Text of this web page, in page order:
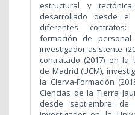
estructural y
desarrollado desde
diferentes
formación de personal
investigador asistente
contratado (2017) en la
de Madrid (UCM),
la Cierva-Formación
Ciencias de la Tierra
desde septiembre